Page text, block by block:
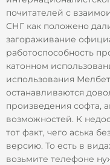
почитателей с
СНГ как положено
загораживание
работоспособность
катонном
использования
останавливаются
произведения софта,
возможностей. К
тот факт, чего аська
версию. То есть в
возьмите телефоне